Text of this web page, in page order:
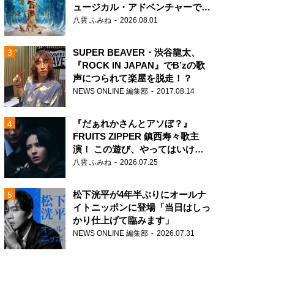
ュージカル・アドベンチャーで美
声を響かせる
八雲 ふみね 2026.08.01
SUPER BEAVER・渋谷龍太、
『ROCK IN JAPAN』でB’zの歌
声につられて楽屋を脱走！？
NEWS ONLINE 編集部 2017.08.14
『だぁれかさんとアソぼ？』
FRUITS ZIPPER 鎮西寿々歌主
演！ この遊び、やってはいけま
せん。
八雲 ふみね 2026.07.25
松下洸平が4年半ぶりにオールナ
イトニッポンに登場「当日はしっ
かり仕上げて臨みます」
NEWS ONLINE 編集部 2026.07.31